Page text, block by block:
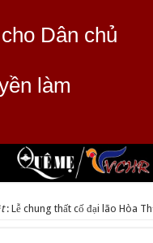
Dân chủ
làm
: Lễ chung thất cố đại lão Hòa